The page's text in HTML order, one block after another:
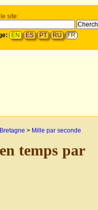
site:
EN ES PT RU FR
> Mille par seconde
en temps par